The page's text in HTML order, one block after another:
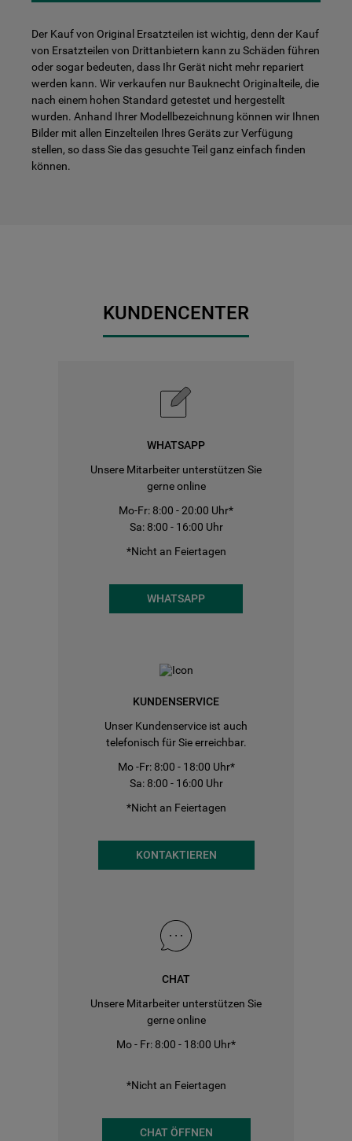
Der Kauf von Original Ersatzteilen ist wichtig, denn der Kauf
von Ersatzteilen von Drittanbietern kann zu Schäden führen
oder sogar bedeuten, dass Ihr Gerät nicht mehr repariert
werden kann. Wir verkaufen nur Bauknecht Originalteile, die
nach einem hohen Standard getestet und hergestellt
wurden. Anhand Ihrer Modellbezeichnung können wir Ihnen
Bilder mit allen Einzelteilen Ihres Geräts zur Verfügung
stellen, so dass Sie das gesuchte Teil ganz einfach finden
können.
KUNDENCENTER
WHATSAPP
Unsere Mitarbeiter unterstützen Sie
gerne online
Mo-Fr: 8:00 - 20:00 Uhr*
Sa: 8:00 - 16:00 Uhr
*Nicht an Feiertagen
WHATSAPP
KUNDENSERVICE
Unser Kundenservice ist auch
telefonisch für Sie erreichbar.
Mo -Fr: 8:00 - 18:00 Uhr*
Sa: 8:00 - 16:00 Uhr
*Nicht an Feiertagen
KONTAKTIEREN
CHAT
Unsere Mitarbeiter unterstützen Sie
gerne online
Mo - Fr: 8:00 - 18:00 Uhr*
*Nicht an Feiertagen
CHAT ÖFFNEN